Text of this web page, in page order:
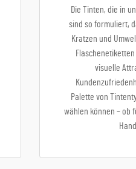
Die Tinten, die in
sind so formuliert,
Kratzen und
visuelle
Palette von
wählen können – ob